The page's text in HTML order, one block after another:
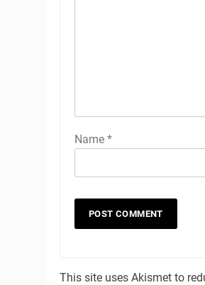
Name *
This site uses Akismet to